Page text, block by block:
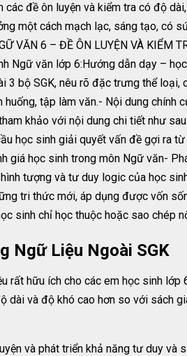
đề ôn luyện và kiểm tra có độ
một cách mạch lạc, sáng tạo, có
VĂN 6 – ĐỀ ÔN LUYỆN VÀ KIỂM
Ngữ văn lớp 6:Hướng dẫn dạy –
bộ SGK, nêu rõ đặc trưng thể loại,
tập làm văn.- Nội dung chính
khảo với nội dung chi tiết như
học sinh giải quyết vấn đề gợi ra
giá học sinh trong môn Ngữ văn-
tượng và tư duy logic của học
tri thức mới, áp dụng được vốn
sinh chỉ học thuộc hoặc sao chép
Ngữ Liệu Ngoài SGK
rất hữu ích cho các em học sinh lớp
dài và độ khó cao hơn so với sách
và phát triển khả năng tư duy và